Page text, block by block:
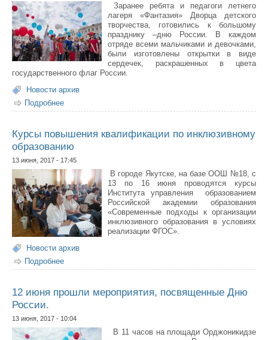
Заранее ребята и педагоги летнего
лагеря «Фантазия» Дворца детского
творчества, готовились к большому
празднику –дню России. В каждом
отряде всеми мальчиками и девочками,
были изготовлены открытки в виде
сердечек, раскрашенных в цвета
государственного флаг России.
Новости архив
Подробнее
Курсы повышения квалификации по инклюзивному
образованию
13 июня, 2017 - 17:45
В городе Якутске, на базе ООШ №18, с
13 по 16 июня проводятся курсы
Института управления образованием
Российской академии образования
«Современные подходы к организации
инклюзивного образования в условиях
реализации ФГОС».
Новости архив
Подробнее
образованию
12 июня прошли мероприятия, посвященные Дню
России.
13 июня, 2017 - 10:04
В 11 часов на площади Орджоникидзе